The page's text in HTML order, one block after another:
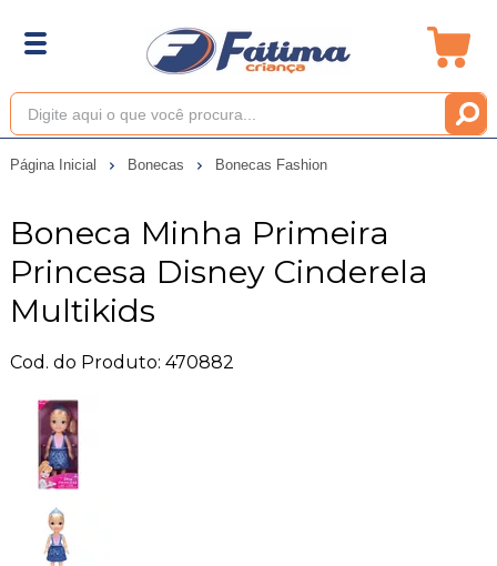
Página Inicial Bonecas Bonecas Fashion
Boneca Minha Primeira
Princesa Disney Cinderela
Multikids
Cod. do Produto: 470882